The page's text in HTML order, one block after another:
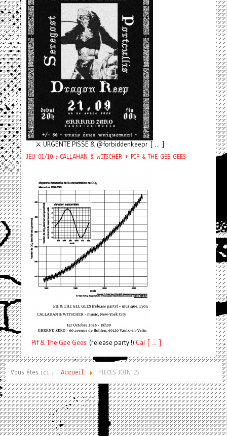
⚔️ URGENTE PISSE & @forbiddenkeepr [ ... ]
JEU 01/10 : CALLAHAN & WITSCHER + PIF & THE GEE GEES
Pif& The Gee Gees (release party !) Cal [ ... ]
Vous êtes ici : Accueil PIECES JOINTES